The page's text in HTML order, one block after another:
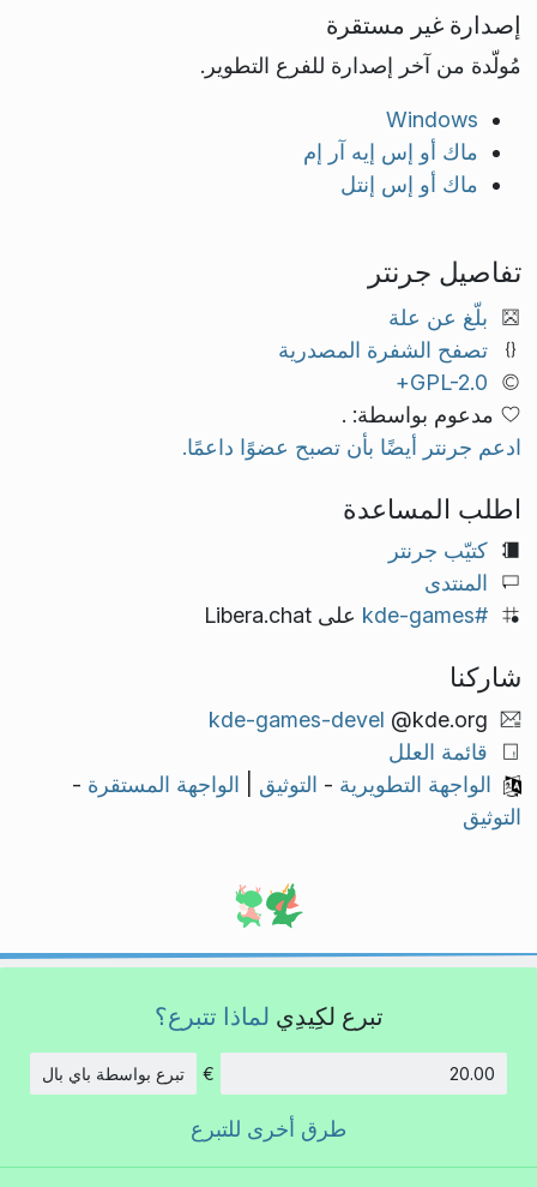
إصدارة غير مستقرة
مُولّدة من آخر إصدارة للفرع التطوير.
Windows
ماك أو إس إيه آر إم
ماك أو إس إنتل
تفاصيل جرنتر
بلّغ عن علة
تصفح الشفرة المصدرية
GPL-2.0+
مدعوم بواسطة: .
ادعم جرنتر أيضًا بأن تصبح عضوًا داعمًا.
اطلب المساعدة
كتيّب جرنتر
المنتدى
#kde-games
على Libera.chat
شاركنا
kde-games-devel @kde.org
قائمة العلل
الواجهة التطويرية - التوثيق الواجهة المستقرة -
التوثيق
تبرع لكِيدِي لماذا تتبرع؟
€ تبرع بواسطة باي بال
طرق أخرى للتبرع